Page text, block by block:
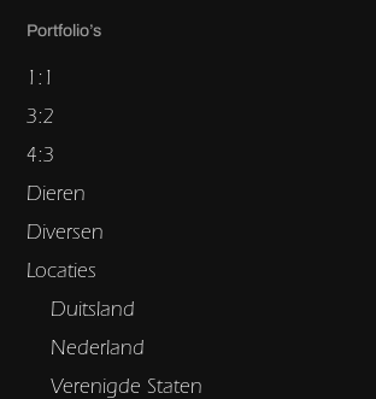
Portfolio’s
1:1
3:2
4:3
Dieren
Diversen
Locaties
Duitsland
Nederland
Verenigde Staten